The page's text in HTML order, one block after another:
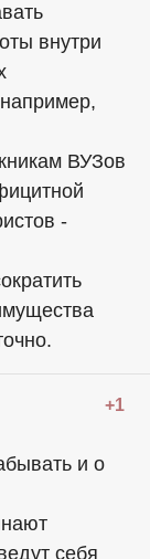
внутри
ВУЗов
-
+1
и о
себя